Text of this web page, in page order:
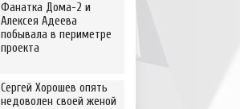
Фанатка Дома-2 и
Алексея Адеева
побывала в периметре
проекта
Сергей Хорошев опять
недоволен своей женой